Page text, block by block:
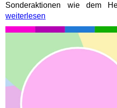
Sonderaktionen wie dem
weiterlesen